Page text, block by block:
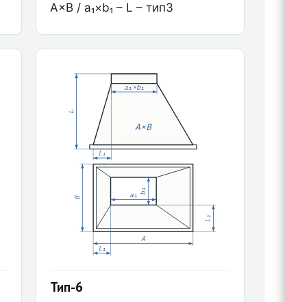
A×B / a₁×b₁ – L – тип3
A×B
a₁×b₁
L
l₁
a₁ b₁
B
A
l₁
l₂
Тип-6